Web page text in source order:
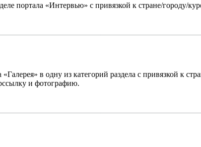
портала «Интервью» с привязкой к стране/городу/
в одну из категорий раздела с привязкой к
и фотографию.